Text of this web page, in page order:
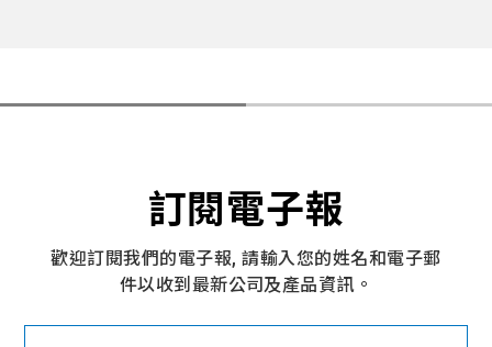
訂閱電子報
歡迎訂閱我們的電子報, 請輸入您的姓名和電子郵
件以收到最新公司及產品資訊。